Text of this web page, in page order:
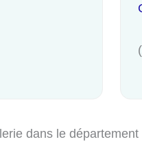
dans le département